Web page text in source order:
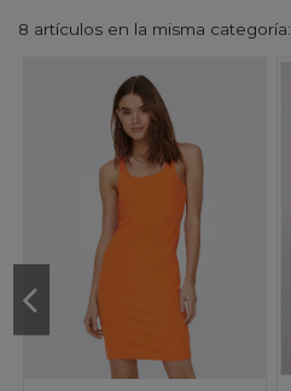
8 artículos en la misma categoría: